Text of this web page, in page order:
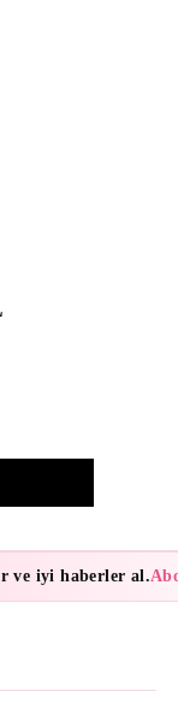
ve iyi haberler al.